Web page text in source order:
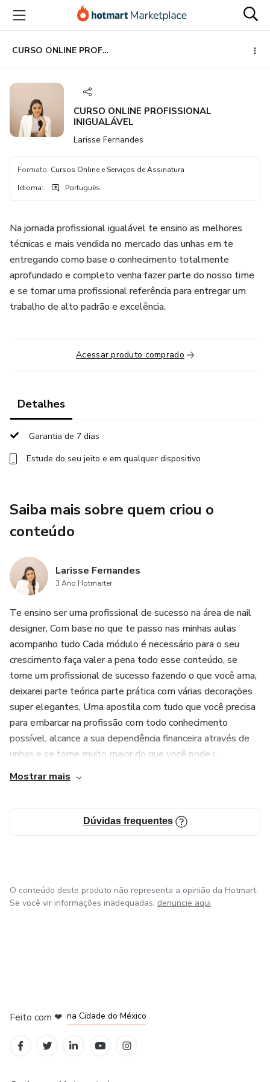
para
conteúdo
principal
para
pagamento
para
rodapé
CURSO ONLINE PROFISSIONAL INIGUALÁVEL
CURSO ONLINE PROFISSIONAL
INIGUALÁVEL
Larisse Fernandes
Formato: Cursos Online e Serviços de Assinatura
Idioma: Português
Na jornada profissional igualável te ensino as melhores
técnicas e mais vendida no mercado das unhas em te
entregando como base o conhecimento totalmente
aprofundado e completo venha fazer parte do nosso time
e se tornar uma profissional referência para entregar um
trabalho de alto padrão e excelência.
Acessar produto comprado
Detalhes
Garantia de 7 dias
Estude do seu jeito e em qualquer dispositivo
Saiba mais sobre quem criou o
conteúdo
Larisse Fernandes
3 Ano Hotmarter
Te ensino ser uma profissional de sucesso na área de nail
designer, Com base no que te passo nas minhas aulas
acompanho tudo Cada módulo é necessário para o seu
crescimento faça valer a pena todo esse conteúdo, se
torne um profissional de sucesso fazendo o que você ama,
deixarei parte teórica parte prática com várias decorações
super elegantes, Uma apostila com tudo que você precisa
para embarcar na profissão com todo conhecimento
possível, alcance a sua dependência financeira através de
unhas e se torne muito maior do que você pode i...
Mostrar mais
Dúvidas frequentes
O conteúdo deste produto não representa a opinião da Hotmart.
Se você vir informações inadequadas, denuncie aqui
Feito com ❤ na Cidade do México